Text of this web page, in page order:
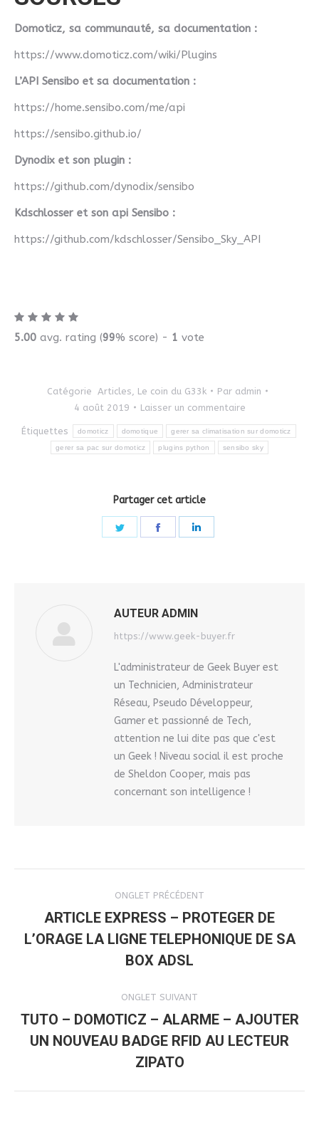
Domoticz, sa communauté, sa documentation :
https://www.domoticz.com/wiki/Plugins
L’API Sensibo et sa documentation :
https://home.sensibo.com/me/api
https://sensibo.github.io/
Dynodix et son plugin :
https://github.com/dynodix/sensibo
Kdschlosser et son api Sensibo :
https://github.com/kdschlosser/Sensibo_Sky_API
5.00 avg. rating (99% score) - 1 vote
Catégorie Articles Le coin du G33k Par admin
4 août 2019
Laisser un commentaire
Étiquettes domoticz domotique gerer sa climatisation sur domoticz
gerer sa pac sur domoticz plugins python sensibo sky
Partager cet article
Share
Share
AUTEUR ADMIN
https://www.geek-buyer.fr
L'administrateur de Geek Buyer est
un Technicien, Administrateur
Réseau, Pseudo Développeur,
Gamer et passionné de Tech,
attention ne lui dite pas que c'est
un Geek ! Niveau social il est proche
de Sheldon Cooper, mais pas
concernant son intelligence !
COMMENTAIRE
ONGLET PRÉCÉDENT
Onglet
précédent
ARTICLE EXPRESS – PROTEGER DE
L’ORAGE LA LIGNE TELEPHONIQUE DE SA
BOX ADSL
ONGLET SUIVANT
Onglet
suivant
TUTO – DOMOTICZ – ALARME – AJOUTER
UN NOUVEAU BADGE RFID AU LECTEUR
ZIPATO